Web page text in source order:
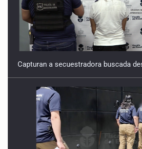
Capturan a secuestradora buscada